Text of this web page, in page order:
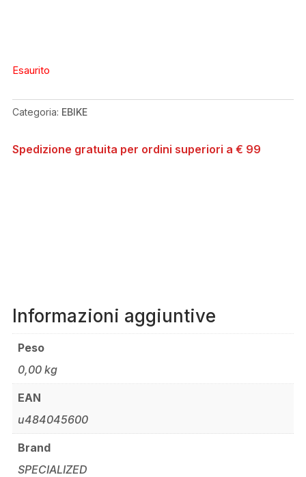
Esaurito
Categoria: EBIKE
Spedizione gratuita per ordini superiori a € 99
Informazioni aggiuntive
Peso
0,00 kg
EAN
u484045600
Brand
SPECIALIZED